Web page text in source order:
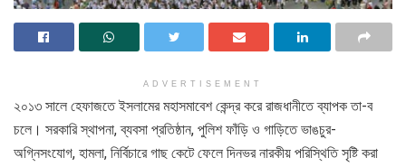
ADVERTISEMENT
২০১৩ সালে হেফাজতে ইসলামের মহাসমাবেশ কেন্দ্র করে রাজধানীতে ব্যাপক তা-ব
চলে। সরকারি স্থাপনা, ব্যবসা প্রতিষ্ঠান, পুলিশ ফাঁড়ি ও গাড়িতে ভাঙচুর-
অগ্নিসংযোগ, হামলা, নির্বিচারে গাছ কেটে ফেলে দিনভর নারকীয় পরিস্থিতি সৃষ্টি করা